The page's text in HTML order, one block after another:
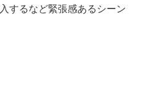
するなど緊張感あるシーン